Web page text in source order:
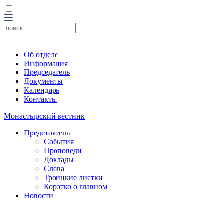
Об отделе
Информация
Председатель
Документы
Календарь
Контакты
Монастырский вестник
Предстоятель
События
Проповеди
Доклады
Слова
Троицкие листки
Коротко о главном
Новости